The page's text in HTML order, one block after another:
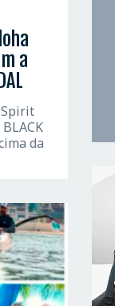
a
Spirit
da